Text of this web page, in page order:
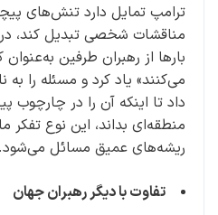
ترامپ تمایل دارد تنش‌های
مناقشات شخصی تبدیل کند، در
بارها از رهبران طرفین
می‌کنند» یاد کرد و مسئله را
داد تا اینکه آن را در
منطقه‌ای بداند، این نوع تفکر
ریشه‌های عمیق مسائل می‌شود.
تفاوت با دیگر رهبران جهان